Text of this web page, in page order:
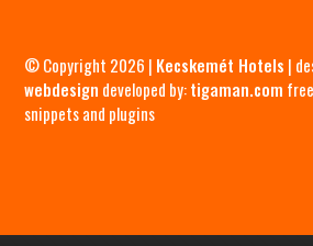
© Copyright 2026 | Kecskemét Hotels |
webdesign developed by:tigaman.com
snippets and plugins